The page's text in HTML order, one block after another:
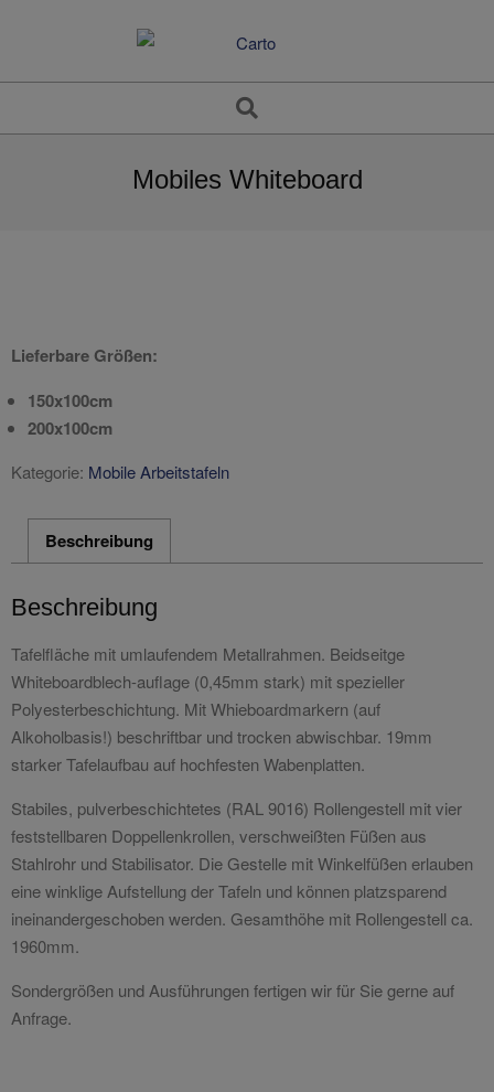
Search
Mobiles Whiteboard
Lieferbare Größen:
150x100cm
200x100cm
Kategorie: Mobile Arbeitstafeln
Beschreibung
Beschreibung
Tafelfläche mit umlaufendem Metallrahmen. Beidseitge
Whiteboardblech-auflage (0,45mm stark) mit spezieller
Polyesterbeschichtung. Mit Whieboardmarkern (auf
Alkoholbasis!) beschriftbar und trocken abwischbar. 19mm
starker Tafelaufbau auf hochfesten Wabenplatten.
Stabiles, pulverbeschichtetes (RAL 9016) Rollengestell mit vier
feststellbaren Doppellenkrollen, verschweißten Füßen aus
Stahlrohr und Stabilisator. Die Gestelle mit Winkelfüßen erlauben
eine winklige Aufstellung der Tafeln und können platzsparend
ineinandergeschoben werden. Gesamthöhe mit Rollengestell ca.
1960mm.
Sondergrößen und Ausführungen fertigen wir für Sie gerne auf
Anfrage.